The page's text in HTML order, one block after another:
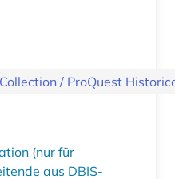
Chinese newspapers Collection /
(nur für
aus DBIS-